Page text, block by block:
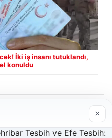
İki iş insanı tutuklandı,
konuldu
×